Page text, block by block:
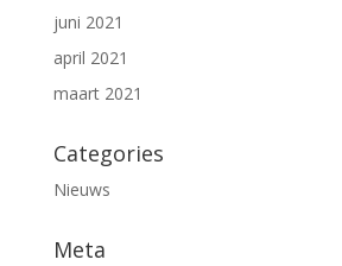
juni 2021
april 2021
maart 2021
Categories
Nieuws
Meta